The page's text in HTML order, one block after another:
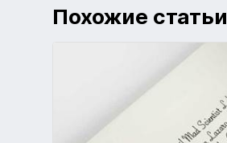
Похожие статьи